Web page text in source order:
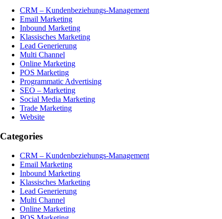
CRM – Kundenbeziehungs-Management
Email Marketing
Inbound Marketing
Klassisches Marketing
Lead Generierung
Multi Channel
Online Marketing
POS Marketing
Programmatic Advertising
SEO – Marketing
Social Media Marketing
Trade Marketing
Website
Categories
CRM – Kundenbeziehungs-Management
Email Marketing
Inbound Marketing
Klassisches Marketing
Lead Generierung
Multi Channel
Online Marketing